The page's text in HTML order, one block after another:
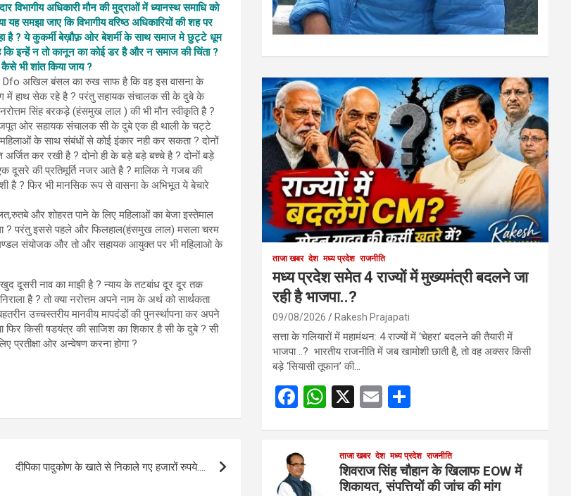
विभागीय अधिकारी मौन की मुद्राओं में ध्यानस्थ समाधि को
समझा जाए कि विभागीय वरिष्ठ अधिकारियों की शह पर
है ? ये कुकर्मी बेख़ौफ़ ओर बेशर्मी के साथ समाज मे छुट्टे धूम
कि इन्हें न तो कानून का कोई डर है और न समाज की चिंता ?
कैसे भी शांत किया जाय ?
Dfo अखिल बंसल का रुख साफ है कि वह इस वासना के
में हाथ सेक रहे है ? परंतु सहायक संचालक सी के दुबे के
सिंह बरकड़े (हंसमुख लाल ) की भी मौन स्वीकृति है ?
ओर सहायक संचालक सी के दुबे एक ही थाली के चट्टे
के साथ संबंधों से कोई इंकार नही कर सकता ? दोनों
अर्जित कर रखी है ? दोनो ही के बड़े बड़े बच्चे है ? दोनों बड़े
दूसरे की प्रतिमूर्ति नजर आते है ? मालिक ने गजब की
है ? फिर भी मानसिक रूप से वासना के अभिभूत ये बेचारे
और शोहरत पाने के लिए महिलाओं का बेजा इस्तेमाल
? परंतु इससे पहले और फिलहाल(हंसमुख लाल) मसला चरम
मण्डल संयोजक और तो और सहायक आयुक्त पर भी महिलाओ के
दूसरी नाव का माझी है ? न्याय के तटबांध दूर दूर तक
है ? तो क्या नरोत्तम अपने नाम के अर्थ को सार्थकता
उच्चस्तरीय मानवीय मापदंडों की पुनर्स्थापना कर अपने
किसी षडयंत्र की साजिश का शिकार है सी के दुबे ? सी
ओर अन्वेषण करना होगा ?
दीपिका पादुकोण के खाते से निकाले गए हजारों रुपये….
ताजा खबर देश मध्य प्रदेश राजनीति
मध्य प्रदेश समेत 4 राज्यों में मुख्यमंत्री बदलने जा
रही है भाजपा..?
09/08/2026 Rakesh Prajapati
सत्ता के गलियारों में महामंथन: 4 राज्यों में ‘चेहरा’ बदलने की तैयारी में
भाजपा ..? भारतीय राजनीति में जब खामोशी छाती है, तो वह अक्सर किसी
बड़े ‘सियासी तूफान’ की…
F
b
o
W
A
X
E
e
ताजा खबर देश मध्य प्रदेश राजनीति
शिवराज सिंह चौहान के खिलाफ EOW में
शिकायत, संपत्तियों की जांच की मांग